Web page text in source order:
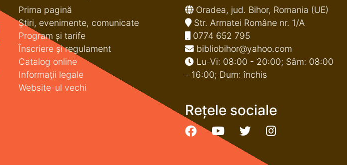
Prima pagină
Știri, evenimente, comunicate
Program și tarife
Înscriere și regulament
Catalog online
Informații legale
Website-ul vechi
Oradea, jud. Bihor, Romania (UE)
Str. Armatei Române nr. 1/A
0774 652 795
bibliobihor@yahoo.com
Lu-Vi: 08:00 - 20:00; Sâm: 08:00
- 16:00; Dum: închis
Rețele sociale